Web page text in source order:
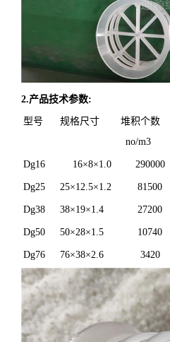
2.产品技术参数:
型号 规格尺寸
堆积个数
no/m3
Dg16 16×8×1.0 290000
Dg25 25×12.5×1.2 81500
Dg38 38×19×1.4 27200
Dg50 50×28×1.5 10740
Dg76 76×38×2.6 3420